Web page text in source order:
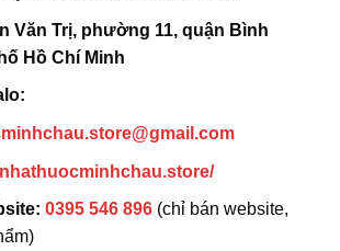
Văn Trị, phường 11, quận Bình
Hồ Chí Minh
0395 546 896 (chỉ bán website,